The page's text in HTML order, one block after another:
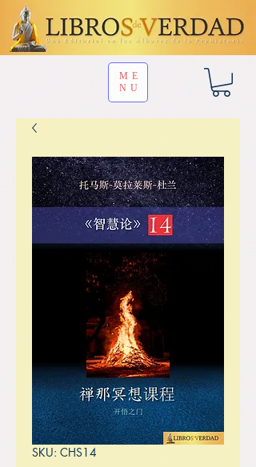
ME
NU
SKU: CHS14